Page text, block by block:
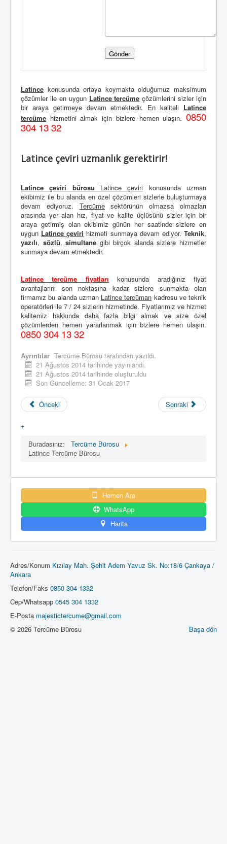
Latince konusunda ortaya koymakta olduğumuz maksimum
çözümler ile en uygun Latince tercüme çözümlerini sizler için
bir araya getirmeye devam etmektedir. En kaliteli Latince
tercüme hizmetini almak için bizlere hemen ulaşın. 0850
304 13 32
Latince çeviri uzmanlık gerektirir!
Latince çeviri bürosu Latince çeviri konusunda uzman
ekibimiz ile bu alanda en özel çözümleri sizlerle buluşturmaya
devam ediyoruz. Tercümesektörünün olmazsa olmazları
arasında yer alan hız, fiyat ve kalite üçlüsünü sizler için bir
araya getirmiş olan ekibimiz günün her saatinde sizlere en
uygun Latince çeviri hizmeti sunmaya devam ediyor.Teknik,
yazılı, sözlü,simultane gibi birçok alanda sizlere hizmetler
sunmaya devam etmektedir.
Latince tercüme fiyatları konusunda aradığınız fiyat
avantajlarını son noktasına kadar sizlere sunmakta olan
firmamız bu alanda uzman Latince tercüman kadrosu ve teknik
operatörleri ile 7 / 24 sizlerin hizmetinde. Fiyatlarımız ve hizmet
kalitemiz hakkında daha fazla bilgi almak ve size özel
çözümlerden hemen yararlanmak için bizlere hemen ulaşın.
0850 304 13 32
Ayrıntılar Tercüme Bürosu tarafından yazıldı.
21 Ağustos 2014 tarihinde yayınlandı.
21 Ağustos 2014 tarihinde oluşturuldu
Son Güncelleme: 31 Ocak 2017
Önceki Sonraki
+
Buradasınız:
Tercüme Bürosu
Latince Tercüme Bürosu
Hemen Ara
WhatsApp
Harita
Adres/Konum Kızılay Mah. Şehit Adem Yavuz Sk. No:18/6 Çankaya /
Ankara
Telefon/Faks 0850 304 1332
Cep/Whatsapp 0545 304 1332
E-Posta majestictercume@gmail.com
Başa dön
© 2026 Tercüme Bürosu